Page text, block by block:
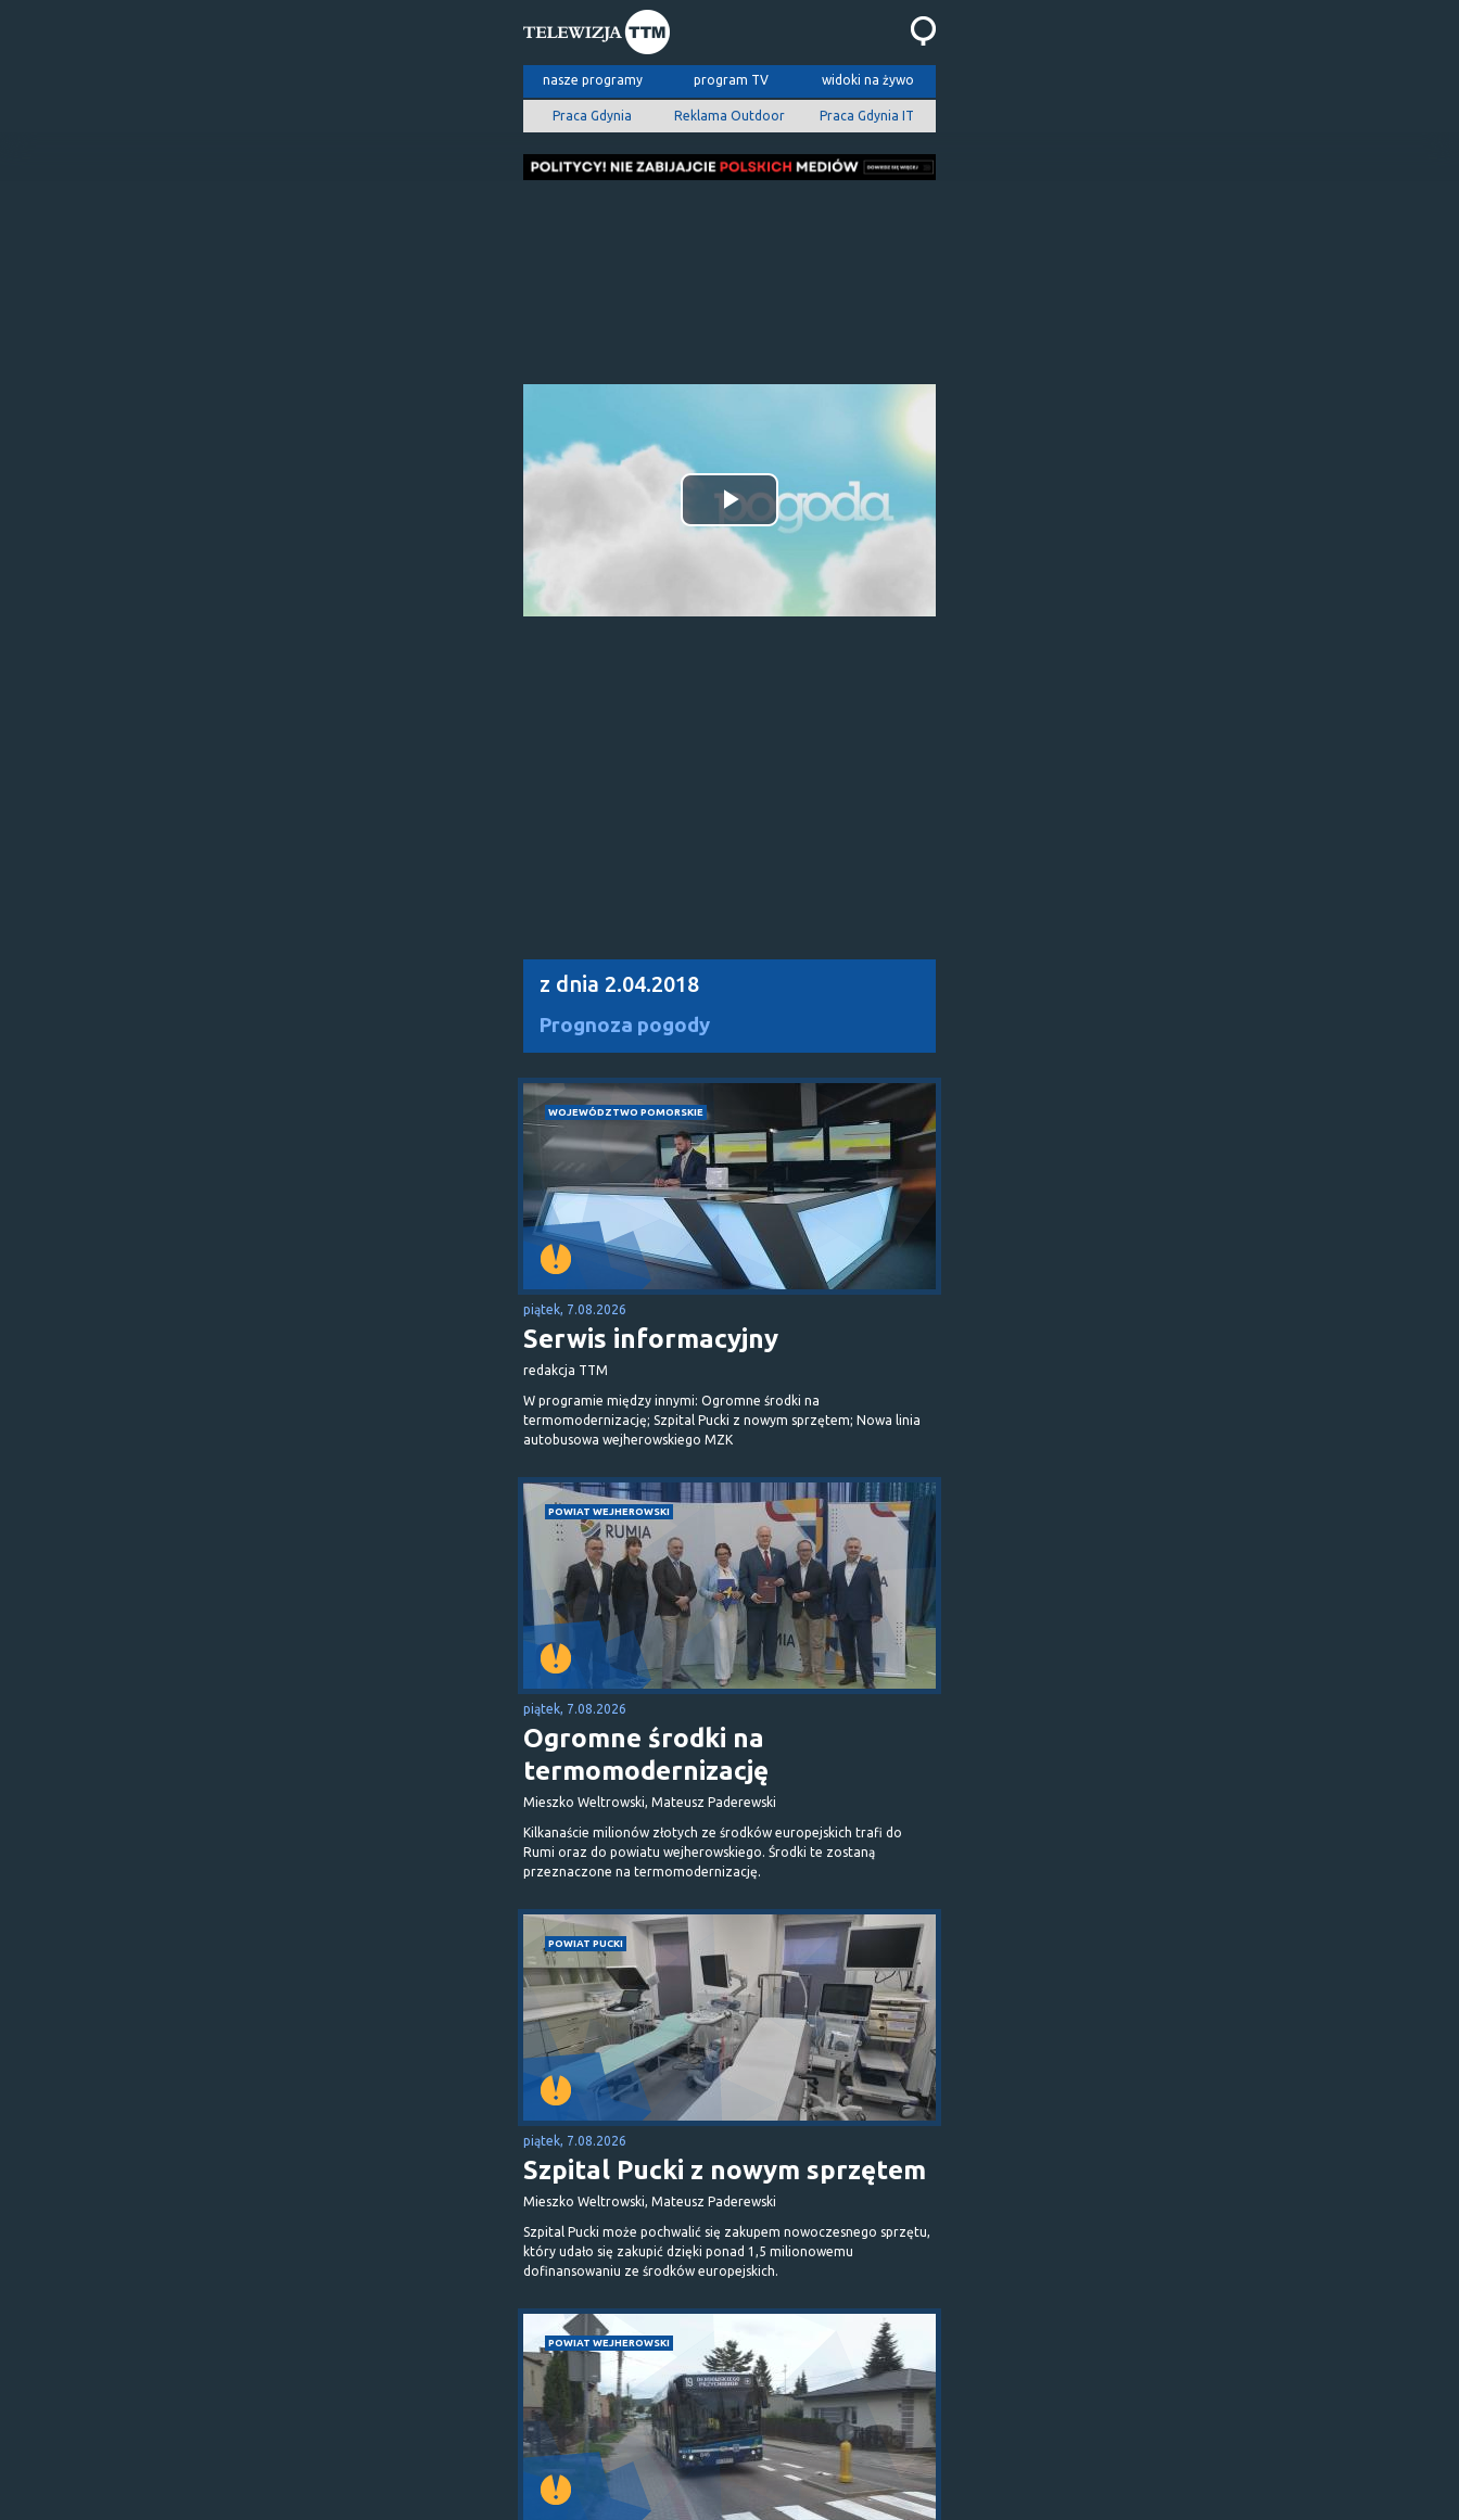
nasze programy program TV widoki na żywo
Praca Gdynia Reklama Outdoor Praca Gdynia IT
Odtwórz
wideo
z dnia 2.04.2018
Prognoza pogody
WOJEWÓDZTWO POMORSKIE
piątek, 7.08.2026
Serwis informacyjny
redakcja TTM
W programie między innymi: Ogromne środki na
termomodernizację; Szpital Pucki z nowym sprzętem; Nowa linia
autobusowa wejherowskiego MZK
POWIAT WEJHEROWSKI
piątek, 7.08.2026
Ogromne środki na
termomodernizację
Mieszko Weltrowski, Mateusz Paderewski
Kilkanaście milionów złotych ze środków europejskich trafi do
Rumi oraz do powiatu wejherowskiego. Środki te zostaną
przeznaczone na termomodernizację.
POWIAT PUCKI
piątek, 7.08.2026
Szpital Pucki z nowym sprzętem
Mieszko Weltrowski, Mateusz Paderewski
Szpital Pucki może pochwalić się zakupem nowoczesnego sprzętu,
który udało się zakupić dzięki ponad 1,5 milionowemu
dofinansowaniu ze środków europejskich.
POWIAT WEJHEROWSKI